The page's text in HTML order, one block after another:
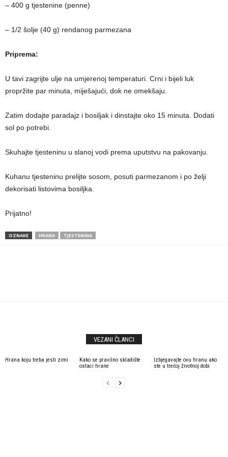
– 400 g tjestenine (penne)
– 1/2 šolje (40 g) rendanog parmezana
Priprema:
U tavi zagrijte ulje na umjerenoj temperaturi. Crni i bijeli luk
propržite par minuta, miješajući, dok ne omekšaju.
Zatim dodajte paradajz i bosiljak i dinstajte oko 15 minuta. Dodati
sol po potrebi.
Skuhajte tjesteninu u slanoj vodi prema uputstvu na pakovanju.
Kuhanu tjesteninu prelijte sosom, posuti parmezanom i po želji
dekorisati listovima bosiljka.
Prijatno!
OZNAKE HRANA TJESTENINA
VEZANI ČLANCI
Hrana koju treba jesti zimi
Kako se pravilno skladište
ostaci hrane
Izbjegavajte ovu hranu ako
ste u trećoj životnoj dobi